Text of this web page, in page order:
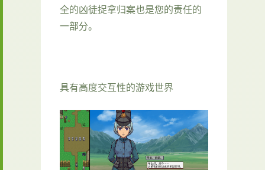
全的凶徒捉拿归案也是您的责任的
一部分。
具有高度交互性的游戏世界